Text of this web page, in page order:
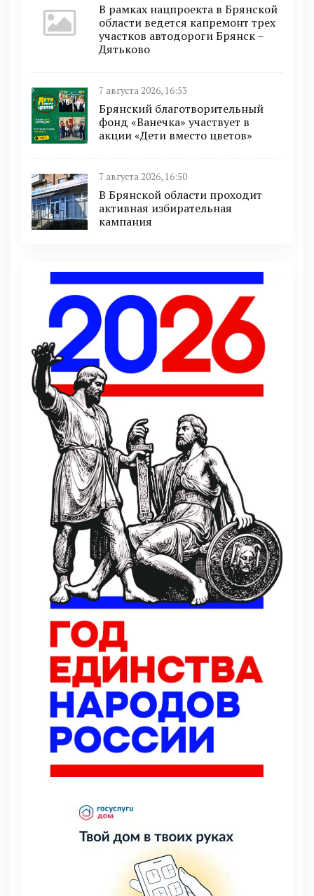
В рамках нацпроекта в Брянской
области ведется капремонт трех
участков автодороги Брянск –
Дятьково
7 августа 2026, 16:53
Брянский благотворительный
фонд «Ванечка» участвует в
акции «Дети вместо цветов»
7 августа 2026, 16:50
В Брянской области проходит
активная избирательная
кампания